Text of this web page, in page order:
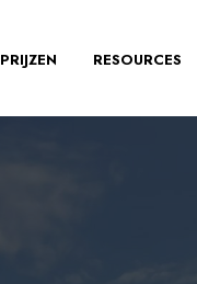
PRIJZEN RESOURCES